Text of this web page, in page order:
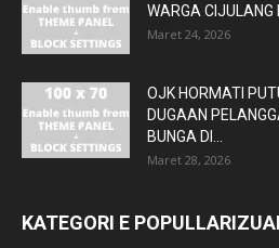
WARGA CIJULANG
Maret 24, 2026
OJK HORMATI
DUGAAN
BUNGA DI...
Maret 28, 2026
KATEGORI E